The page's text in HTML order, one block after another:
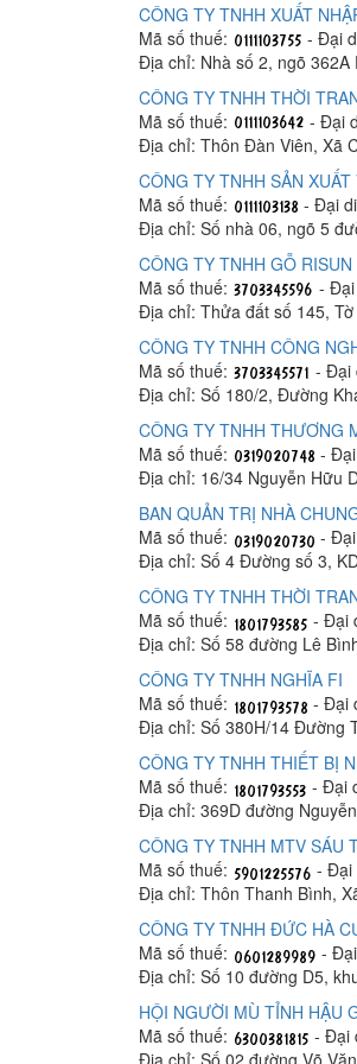
CÔNG TY TNHH XUẤT
Mã số thuế:
- Đại
Địa chỉ: Nhà số 2, ngõ
CÔNG TY TNHH THỜI
Mã số thuế:
- Đại
Địa chỉ: Thôn Đàn Viên, Xã
CÔNG TY TNHH SẢN
Mã số thuế:
- Đại
Địa chỉ: Số nhà 06, ngõ 5
CÔNG TY TNHH GỖ RISUN
Mã số thuế:
- Đại
Địa chỉ: Thửa đất số 145,
CÔNG TY TNHH CÔNG
Mã số thuế:
- Đại
Địa chỉ: Số 180/2, Đường
CÔNG TY TNHH THƯƠNG
Mã số thuế:
-
Địa chỉ: 16/34 Nguyễn Hữu
BAN QUẢN TRỊ NHÀ
Mã số thuế:
-
Địa chỉ: Số 4 Đường số 3,
CÔNG TY TNHH THỜI
Mã số thuế:
- Đại
Địa chỉ: Số 58 đường Lê
CÔNG TY TNHH NGHĨA FI
Mã số thuế:
- Đại
Địa chỉ: Số 380H/14 Đường
CÔNG TY TNHH THIẾT BỊ
Mã số thuế:
- Đại
Địa chỉ: 369D đường
CÔNG TY TNHH MTV SÁU
Mã số thuế:
- Đại
Địa chỉ: Thôn Thanh Bình,
CÔNG TY TNHH ĐỨC HÀ
Mã số thuế:
-
Địa chỉ: Số 10 đường D5,
HỘI NGƯỜI MÙ TỈNH HẬU
Mã số thuế:
- Đại